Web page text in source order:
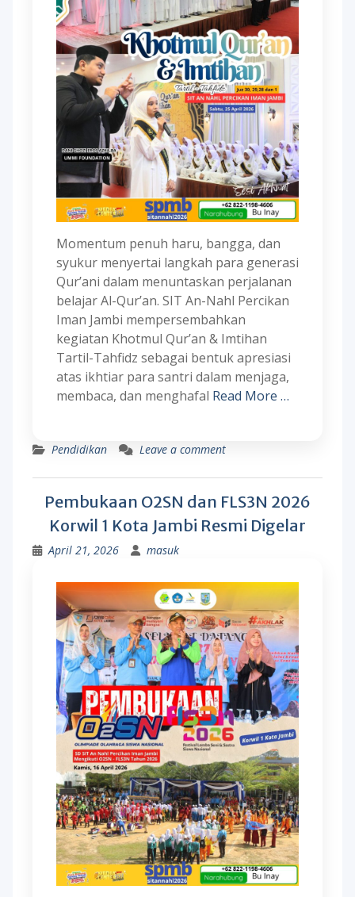
Momentum penuh haru, bangga, dan
syukur menyertai langkah para generasi
Qur’ani dalam menuntaskan perjalanan
belajar Al-Qur’an. SIT An-Nahl Percikan
Iman Jambi mempersembahkan
kegiatan Khotmul Qur’an & Imtihan
Tartil-Tahfidz sebagai bentuk apresiasi
atas ikhtiar para santri dalam menjaga,
membaca, dan menghafal Read More …
Pendidikan Leave a comment
Pembukaan O2SN dan FLS3N 2026
Korwil 1 Kota Jambi Resmi Digelar
April 21, 2026 masuk